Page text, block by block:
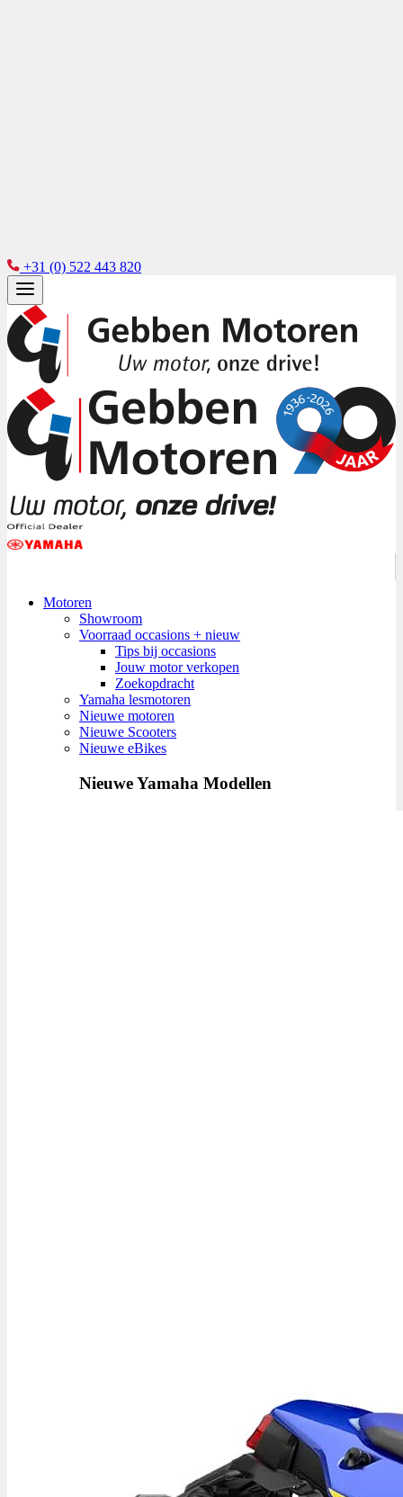
+31 (0) 522 443 820
Motoren
Showroom
Voorraad occasions + nieuw
Tips bij occasions
Jouw motor verkopen
Zoekopdracht
Yamaha lesmotoren
Nieuwe motoren
Nieuwe Scooters
Nieuwe eBikes
Nieuwe Yamaha Modellen